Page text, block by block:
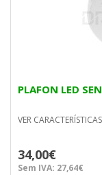
PLAFON LED
VER CARACTERÍSTICAS
34,00€
Sem IVA: 27,64€